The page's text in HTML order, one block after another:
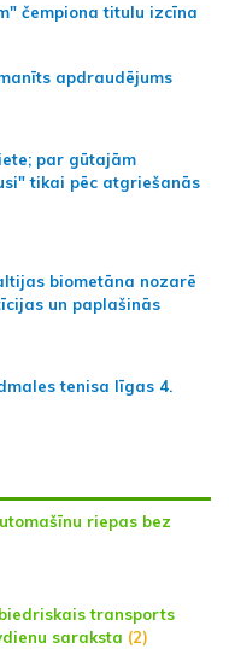
čempiona titulu izcīna
apdraudējums
par gūtajām
tikai pēc atgriešanās
biometāna nozarē
un paplašinās
tenisa līgas 4.
riepas bez
transports
saraksta (2)